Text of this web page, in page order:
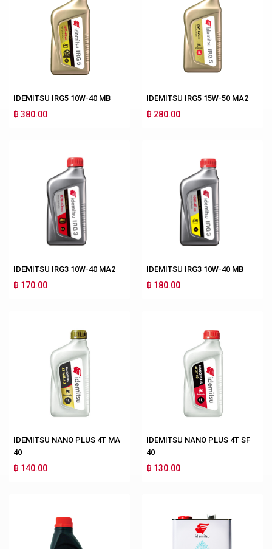
IDEMITSU IRG5 10W-40 MB
฿ 380.00
IDEMITSU IRG5 15W-50 MA2
฿ 280.00
IDEMITSU IRG3 10W-40 MA2
฿ 170.00
IDEMITSU IRG3 10W-40 MB
฿ 180.00
IDEMITSU NANO PLUS 4T MA
40
฿ 140.00
IDEMITSU NANO PLUS 4T SF
40
฿ 130.00